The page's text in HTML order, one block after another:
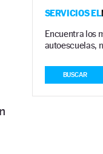
SERVICIOS EL
Encuentra los
autoescuelas,
BUSCAR